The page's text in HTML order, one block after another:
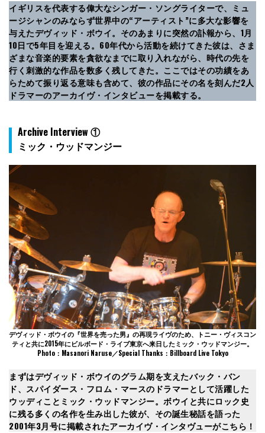
イギリスを代表する偉大なシンガー・ソングライターで、ミュ
ージシャンのみならず世界中の“アーティスト”に多大な影響を
与えたデヴィッド・ボウイ。そのあまりに突然の訃報から、1月
10日で5年目を迎える。60年代から活動を続けてきた彼は、さま
ざまな音楽的要素を貪欲なまでに取り入れながら、時代の先を
行く刺激的な作品を数多く残してきた。ここではその功績をあ
らためて振り返る意味も含めて、彼の作品にその名を刻んだ2人
ドラマーのアーカイヴ・インタビューを掲載する。
Archive Interview ①
ミック・ウッドマンジー
デヴィッド・ボウイの『世界を売った男』の再現ライヴのため、トニー・ヴィスコン
ティと共に2015年にビルボード・ライブ東京へ来日したミック・ウッドマンジー。
Photo：Masanori Naruse／Special Thanks：Billboard Live Tokyo
まずはデヴィッド・ボウイのグラム期を支えたバック・バン
ド、スパイダース・フロム・マースのドラマーとして活躍した
ウッディことミック・ウッドマンジー。ボウイと共にロック史
に残る多くの名作を生み出した彼が、その誕生秘話を語った
2001年3月号に掲載されたアーカイヴ・インタヴューがこちら！